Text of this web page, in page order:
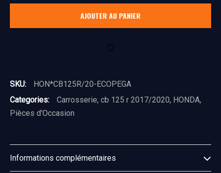
écope
AJOUTER AU PANIER
SKU:
HON*CB125R/20-ECOPEGA
Categories:
Carrosserie, cb 125 r 2017/2020, HONDA,
Pièces d'Occasion
Informations complémentaires